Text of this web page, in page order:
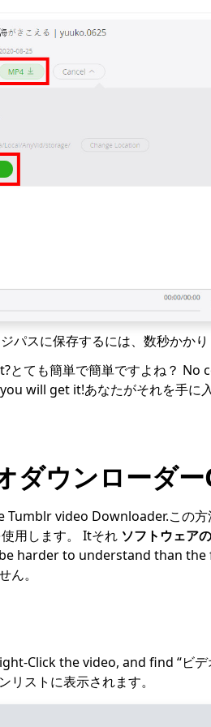
パスに保存するには、数秒かか
ても簡単で簡単ですよね？ No
will get it!あなたがそれを手に
ダウンローダ
video Downloader.この
用します。 Itそれ ソフトウェア
harder to understand than the
。
Click the video, and find “ビ
リストに表示されます。